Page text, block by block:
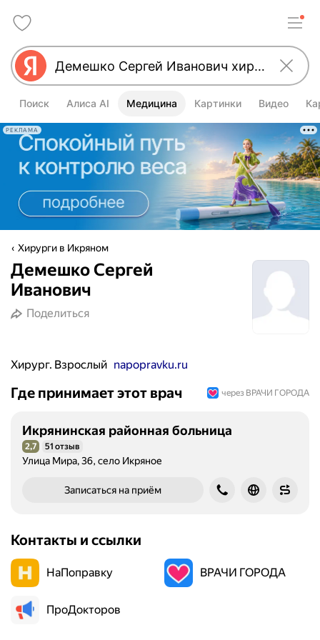
Поиск Алиса AI Медицина Картинки Видео
РЕКЛАМА
Хирурги в Икряном
Демешко Сергей
Иванович
Поделиться
Хирург. Взрослый napopravku.ru
Где принимает этот врач через ВРАЧИ ГОРОДА
Икрянинская районная больница
Рейтинг 2,7 из 5
2,7 51 отзыв
Улица Мира, 36, село Икряное
Записаться на приём
Контакты и ссылки
НаПоправку ВРАЧИ ГОРОДА
ПроДокторов